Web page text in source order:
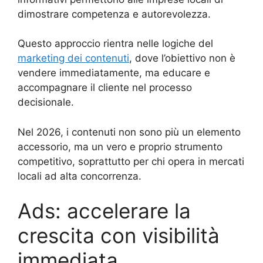
dimostrare competenza e autorevolezza.
Questo approccio rientra nelle logiche del
marketing dei contenuti, dove l’obiettivo non è
vendere immediatamente, ma educare e
accompagnare il cliente nel processo
decisionale.
Nel 2026, i contenuti non sono più un elemento
accessorio, ma un vero e proprio strumento
competitivo, soprattutto per chi opera in mercati
locali ad alta concorrenza.
Ads: accelerare la
crescita con visibilità